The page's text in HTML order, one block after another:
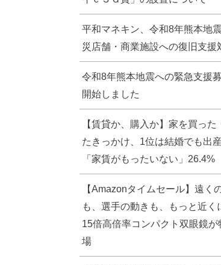
平和マネキン、令和8年熊本地
災店舗・商業施設への復旧支援
令和8年熊本地震への緊急支援
開始しました
【賃貸か、購入か】家を買った
たきっかけ、1位は結婚でも出
「家賃がもったいない」26.4%
【Amazonタイムセール】遠く
も、選手の動きも、もっと近く
15倍高倍率コンパクト双眼鏡が
場